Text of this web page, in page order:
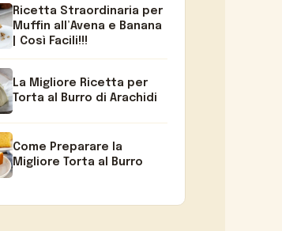
Ricetta Straordinaria per
Muffin all’Avena e Banana
| Così Facili!!!
La Migliore Ricetta per
Torta al Burro di Arachidi
Come Preparare la
Migliore Torta al Burro